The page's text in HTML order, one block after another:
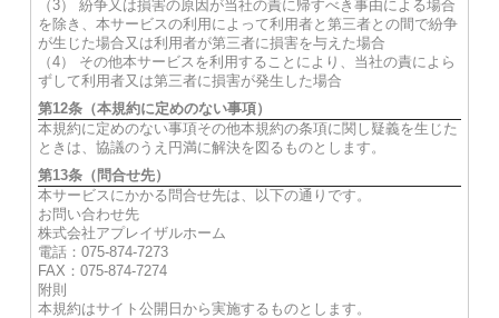
（3） 紛争又は損害の原因が当社の責に帰すべき事由による場合
を除き、本サービスの利用によって利用者と第三者との間で紛争
が生じた場合又は利用者が第三者に損害を与えた場合
（4） その他本サービスを利用することにより、当社の責によら
ずして利用者又は第三者に損害が発生した場合
第12条（本規約に定めのない事項）
本規約に定めのない事項その他本規約の条項に関し疑義を生じた
ときは、協議のうえ円満に解決を図るものとします。
第13条（問合せ先）
本サービスにかかる問合せ先は、以下の通りです。
お問い合わせ先
株式会社アプレイザルホーム
電話：075-874-7273
FAX：075-874-7274
附則
本規約はサイト公開日から実施するものとします。